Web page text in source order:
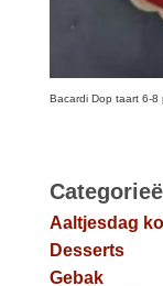
Bacardi Dop taart 6-8
Aaltjesdag
Desserts
Gebak